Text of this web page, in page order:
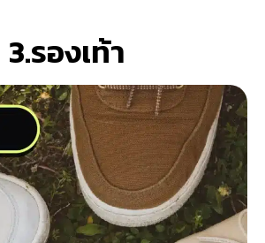
3.รองเท้า